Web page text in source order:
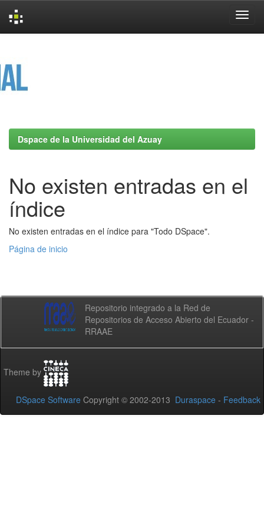
Dspace de la Universidad del Azuay
No existen entradas en el
índice
No existen entradas en el índice para "Todo DSpace".
Página de inicio
Repositorio integrado a la Red de
Repositorios de Acceso Abierto del Ecuador -
RRAAE
Theme by
DSpace Software Copyright © 2002-2013 Duraspace - Feedback